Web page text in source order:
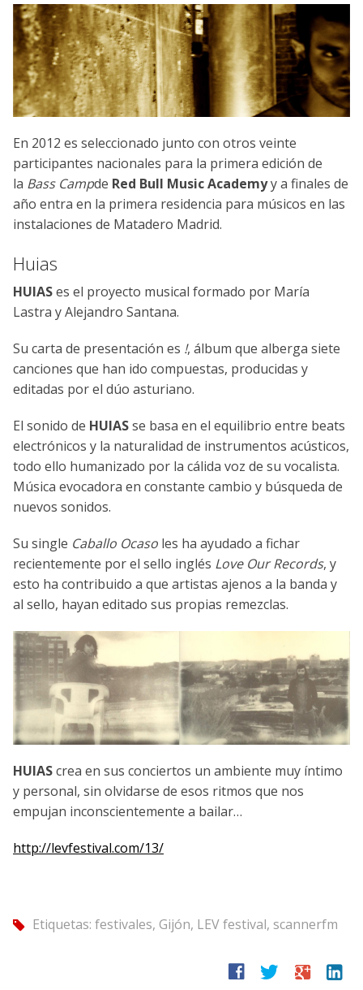
En 2012 es seleccionado junto con otros veinte
participantes nacionales para la primera edición de
la Bass Campde Red Bull Music Academyy a finales de
año entra en la primera residencia para músicos en las
instalaciones de Matadero Madrid.
Huias
HUIASes el proyecto musical formado por María
Lastra y Alejandro Santana.
Su carta de presentación es !, álbum que alberga siete
canciones que han ido compuestas, producidas y
editadas por el dúo asturiano.
El sonido de HUIASse basa en el equilibrio entre beats
electrónicos y la naturalidad de instrumentos acústicos,
todo ello humanizado por la cálida voz de su vocalista.
Música evocadora en constante cambio y búsqueda de
nuevos sonidos.
Su single Caballo Ocaso les ha ayudado a fichar
recientemente por el sello inglés Love Our Records, y
esto ha contribuido a que artistas ajenos a la banda y
al sello, hayan editado sus propias remezclas.
HUIAScrea en sus conciertos un ambiente muy íntimo
y personal, sin olvidarse de esos ritmos que nos
empujan inconscientemente a bailar…
http://levfestival.com/13/
tag Etiquetas: festivales, Gijón, LEV festival, scannerfm
facebook twitter google linkedin